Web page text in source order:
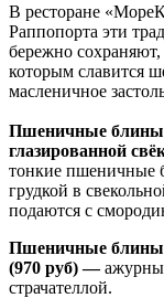
В ресторане
Раппопорта эти
бережно
которым славится
масленичное
Пшеничные блины
глазированной
тонкие пшеничные
грудкой в
подаются с
Пшеничные блины
(970 руб) —
страчателлой.